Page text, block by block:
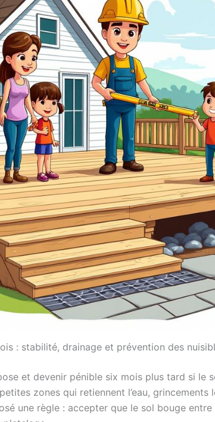
: stabilité, drainage et prévention des
et devenir pénible six mois plus tard si le
zones qui retiennent l’eau,
une règle : accepter que le sol bouge